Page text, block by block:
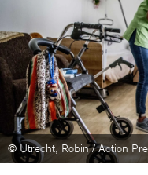
© Utrecht, Robin / Action